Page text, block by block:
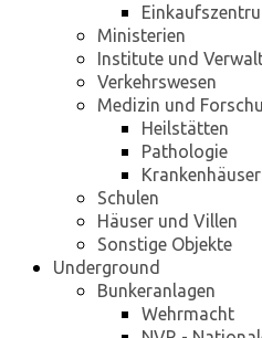
Ministerien
Institute und
Verkehrswesen
Medizin und
Heilstätten
Pathologie
Krankenhäuser
Schulen
Häuser und Villen
Sonstige Objekte
Underground
Bunkeranlagen
Wehrmacht